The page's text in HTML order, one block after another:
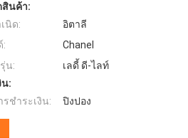
สินค้า:
นิด:
อิตาลี
:
Chanel
น:
เลดี้ ดี-ไลท์
น:
รชำระเงิน:
ปิงปอง